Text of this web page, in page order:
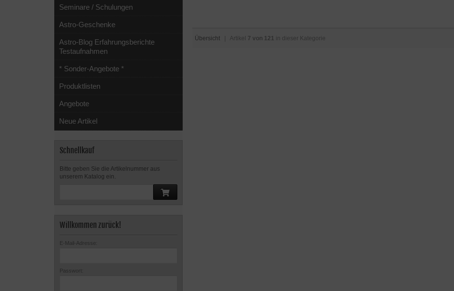
Übersicht | Artikel 7 von 121 in dieser Kategorie
Seminare / Schulungen
Astro-Geschenke
Astro-Blog Erfahrungsberichte
Testaufnahmen
* Sonder-Angebote *
Produktlisten
Angebote
Neue Artikel
Schnellkauf
Bitte geben Sie die Artikelnummer aus
unserem Katalog ein.
Willkommen zurück!
E-Mail-Adresse:
Passwort: